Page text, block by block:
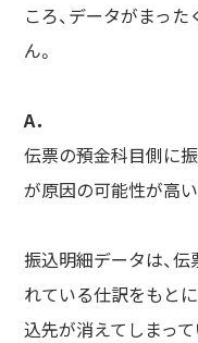
ころ、データがまっ
ん。
A．
伝票の預金科目側に
が原因の可能性が高い
振込明細データは、
れている仕訳をもと
込先が消えてしまっ